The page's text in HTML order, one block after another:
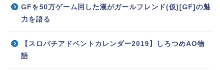
GFを50万ゲーム回した漢がガールフレンド(仮)[GF]の魅
力を語る
【スロパチアドベントカレンダー2019】しろつめAO物
語